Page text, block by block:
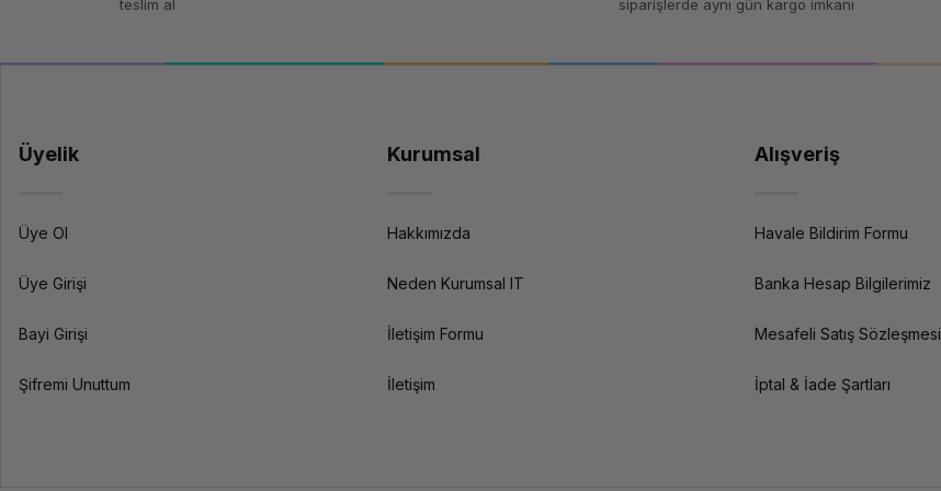
teslim al
siparişlerde aynı gün kargo imkanı
Üyelik
Üye Ol
Üye Girişi
Bayi Girişi
Şifremi Unuttum
Kurumsal
Hakkımızda
Neden Kurumsal IT
İletişim Formu
İletişim
Alışveriş
Havale Bildirim Formu
Banka Hesap Bilgilerimiz
Mesafeli Satış Sözleşmesi
İptal & İade Şartları